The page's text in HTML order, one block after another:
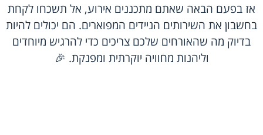
אז בפעם הבאה שאתם מתכננים אירוע, אל תשכחו לקחת
בחשבון את השירותים הניידים המפוארים. הם יכולים להיות
בדיוק מה שהאורחים שלכם צריכים כדי להרגיש מיוחדים
וליהנות מחוויה יוקרתית ומפנקת. 🎉